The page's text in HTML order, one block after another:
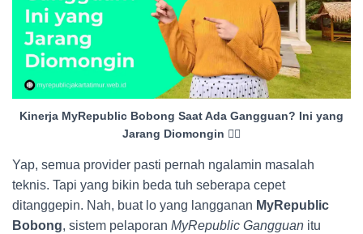
Kinerja MyRepublic Bobong Saat Ada Gangguan? Ini yang
Jarang Diomongin 😮‍💨
Yap, semua provider pasti pernah ngalamin masalah
teknis. Tapi yang bikin beda tuh seberapa cepet
ditanggepin. Nah, buat lo yang langganan MyRepublic
Bobong, sistem pelaporan MyRepublic Gangguan itu